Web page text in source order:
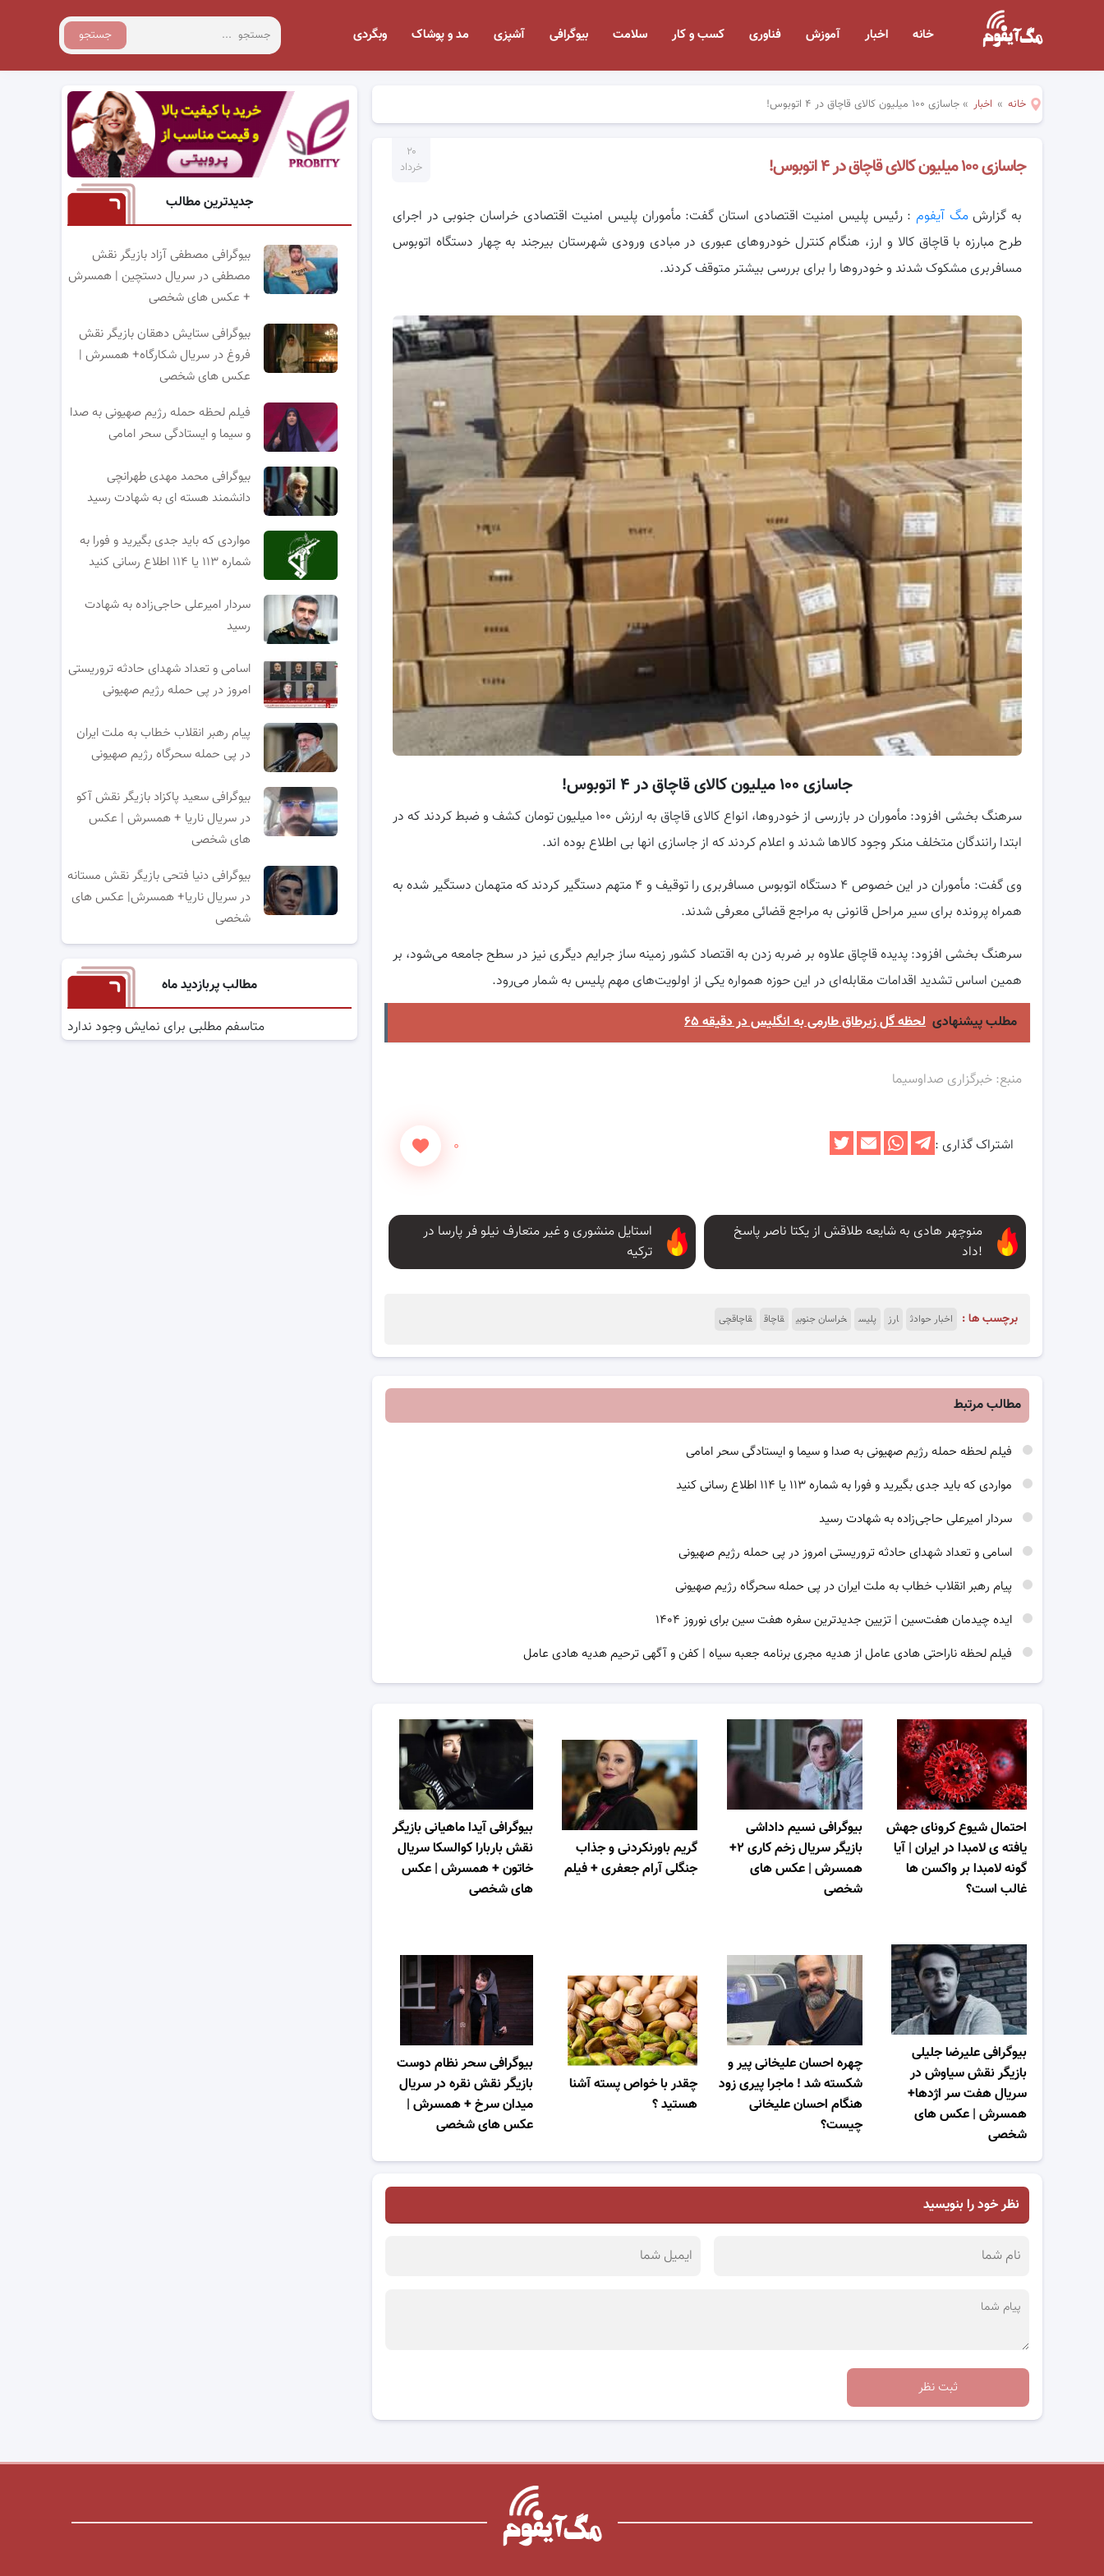
جستجو خانه اخبار آموزش فناوری کسب و کار سلامت بیوگرافی آشپزی مد و پوشاک وبگردی
خانه » اخبار » جاسازی ۱۰۰ میلیون کالای قاچاق در ۴ اتوبوس!
۲۰
خرداد
جاسازی ۱۰۰ میلیون کالای قاچاق در ۴ اتوبوس!
به گزارشمگ آیفوم : رئیس پلیس امنیت اقتصادی استان گفت: مأموران پلیس امنیت اقتصادی خراسان جنوبی در اجرای
طرح مبارزه با قاچاق کالا و ارز، هنگام کنترل خودرو‌های عبوری در مبادی ورودی شهرستان بیرجند به چهار دستگاه اتوبوس
مسافربری مشکوک شدند و خودرو‌ها را برای بررسی بیشتر متوقف کردند.
جاسازی ۱۰۰ میلیون کالای قاچاق در ۴ اتوبوس!
سرهنگ بخشی افزود: مأموران در بازرسی از خودروها، انواع کالای قاچاق به ارزش ۱۰۰ میلیون تومان کشف و ضبط کردند که در
ابتدا رانندگان متخلف منکر وجود کالاها شدند و اعلام کردند که از جاسازی انها بی اطلاع بوده اند.
وی گفت: مأموران در این خصوص ۴ دستگاه اتوبوس مسافربری را توقیف و ۴ متهم دستگیر کردند که متهمان دستگیر شده به
همراه پرونده برای سیر مراحل قانونی به مراجع قضائی معرفی شدند.
سرهنگ بخشی افزود: پدیده قاچاق علاوه بر ضربه زدن به اقتصاد کشور زمینه ساز جرایم دیگری نیز در سطح جامعه می‌شود، بر
همین اساس تشدید اقدامات مقابله‌ای در این حوزه همواره یکی از اولویت‌های مهم پلیس به شمار می‌رود.
مطلب پیشنهادی لحظه گل زیرطاق طارمی به انگلیس در دقیقه ۶۵
منبع: خبرگزاری صداوسیما
۰ اشتراک گذاری :
استایل منشوری و غیر متعارف نیلو فر پارسا در
ترکیه
منوچهر هادی به شایعه طلاقش از یکتا ناصر پاسخ
داد!
برچسب ها : اخبار حوادث ارز پلیس خراسان جنوبی قاچاق قاچاقچی
مطالب مرتبط
فیلم لحظه حمله رژیم صهیونی به صدا و سیما و ایستادگی سحر امامی
مواردی که باید جدی بگیرید و فورا به شماره ۱۱۳ یا ۱۱۴ اطلاع رسانی کنید
سردار امیرعلی حاجی‌زاده به شهادت رسید
اسامی و تعداد شهدای حادثه تروریستی امروز در پی حمله رژیم صهیونی
پیام رهبر انقلاب خطاب به ملت ایران در پی حمله سحرگاه رژیم صهیونی
ایده چیدمان هفت‌سین | تزیین جدیدترین سفره هفت سین برای نوروز ۱۴۰۴
فیلم لحظه ناراحتی هادی عامل از هدیه مجری برنامه جعبه سیاه | کفن و آگهی ترحیم هدیه هادی عامل
بیوگرافی آیدا ماهیانی بازیگر
نقش باربارا کوالسکا سریال
خاتون + همسرش | عکس
های شخصی
گریم باورنکردنی و جذاب
جنگلی آرام جعفری + فیلم
بیوگرافی نسیم داداشی
بازیگر سریال زخم کاری ۲+
همسرش | عکس های
شخصی
احتمال شیوع کرونای جهش
یافته ی لامبدا در ایران | آیا
گونه لامبدا بر واکسن ها
غالب است؟
بیوگرافی سحر نظام دوست
بازیگر نقش نقره در سریال
میدان سرخ + همسرش |
عکس های شخصی
چقدر با خواص پسته آشنا
هستید ؟
چهره احسان علیخانی پیر و
شکسته شد ! ماجرا پیری زود
هنگام احسان علیخانی
چیست؟
بیوگرافی علیرضا جلیلی
بازیگر نقش سیاوش در
سریال هفت سر اژدها+
همسرش | عکس های
شخصی
جدیدترین مطالب
بیوگرافی مصطفی آزاد بازیگر نقش
مصطفی در سریال دستچین | همسرش
+ عکس های شخصی
بیوگرافی ستایش دهقان بازیگر نقش
فروغ در سریال شکارگاه+ همسرش |
عکس های شخصی
فیلم لحظه حمله رژیم صهیونی به صدا
و سیما و ایستادگی سحر امامی
بیوگرافی محمد مهدی طهرانچی
دانشمند هسته ای به شهادت رسید
مواردی که باید جدی بگیرید و فورا به
شماره ۱۱۳ یا ۱۱۴ اطلاع رسانی کنید
سردار امیرعلی حاجی‌زاده به شهادت
رسید
اسامی و تعداد شهدای حادثه تروریستی
امروز در پی حمله رژیم صهیونی
پیام رهبر انقلاب خطاب به ملت ایران
در پی حمله سحرگاه رژیم صهیونی
بیوگرافی سعید پاکزاد بازیگر نقش آکو
در سریال ناریا + همسرش | عکس
های شخصی
بیوگرافی دنیا فتحی بازیگر نقش مستانه
در سریال ناریا+ همسرش| عکس های
شخصی
مطالب پربازدید ماه
متاسفم مطلبی برای نمایش وجود ندارد
نظر خود را بنویسید
ثبت نظر